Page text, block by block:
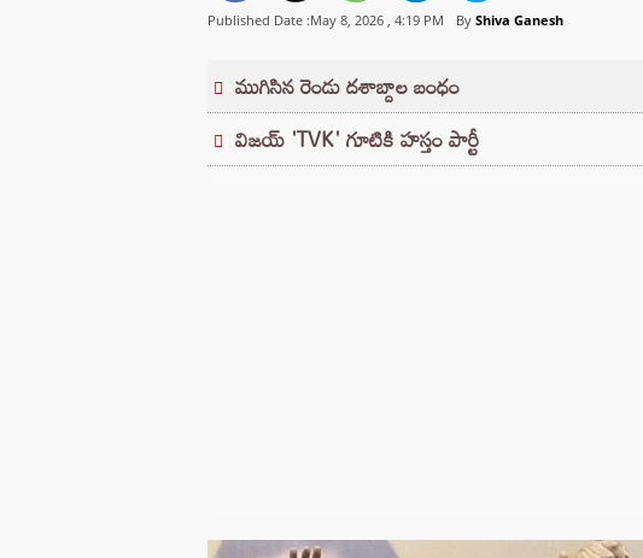
Published Date :May 8, 2026 , 4:19 PM By Shiva Ganesh
ముగిసిన రెండు దశాబ్దాల బంధం
విజయ్ 'TVK' గూటికి హస్తం పార్టీ